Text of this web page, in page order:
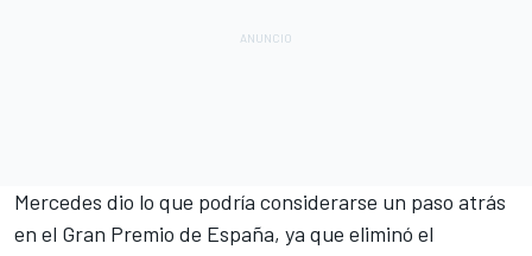
Mercedes dio lo que podría considerarse un paso atrás
en el Gran Premio de España, ya que eliminó el